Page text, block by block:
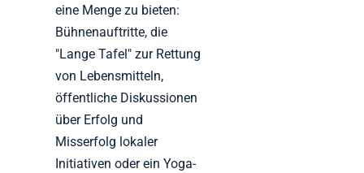
eine Menge zu bieten:
Bühnenauftritte, die
"Lange Tafel" zur Rettung
von Lebensmitteln,
öffentliche Diskussionen
über Erfolg und
Misserfolg lokaler
Initiativen oder ein Yoga-